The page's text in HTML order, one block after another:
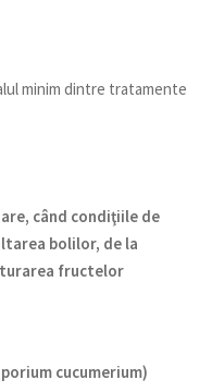
minim dintre tratamente
când condiţiile de
bolilor, de la
fructelor
cucumerium)